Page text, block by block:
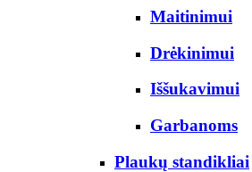
Maitinimui
Drėkinimui
Iššukavimui
Garbanoms
Plaukų standikliai